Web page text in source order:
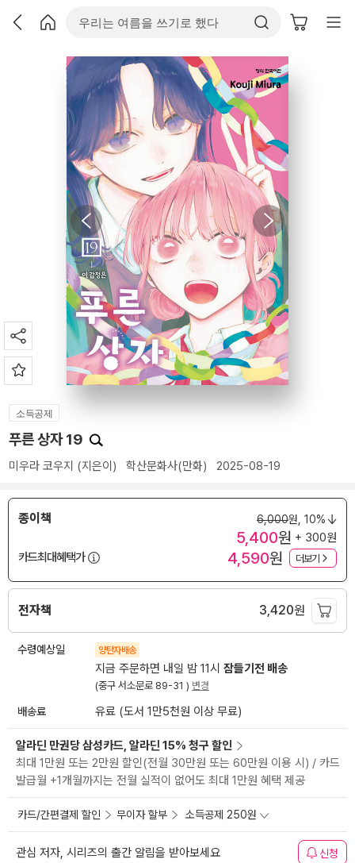
소득공제
푸른 상자 19
미우라 코우지 (지은이) 학산문화사(만화) 2025-08-19
종이책 6,000원, 10%
5,400원 + 300원
카드최대혜택가
4,590원 더보기
전자책 3,420원
수령예상일 양탄자배송
지금 주문하면 내일 밤 11시 잠들기전 배송
(중구 서소문로 89-31 ) 변경
배송료 유료 (도서 1만5천원 이상 무료)
알라딘 만권당 삼성카드, 알라딘 15% 청구 할인
최대 1만원 또는 2만원 할인(전월 30만원 또는 60만원 이용 시) / 카드
발급월 +1개월까지는 전월 실적이 없어도 최대 1만원 혜택 제공
카드/간편결제 할인 무이자 할부 소득공제 250원
관심 저자, 시리즈의 출간 알림을 받아보세요 신청